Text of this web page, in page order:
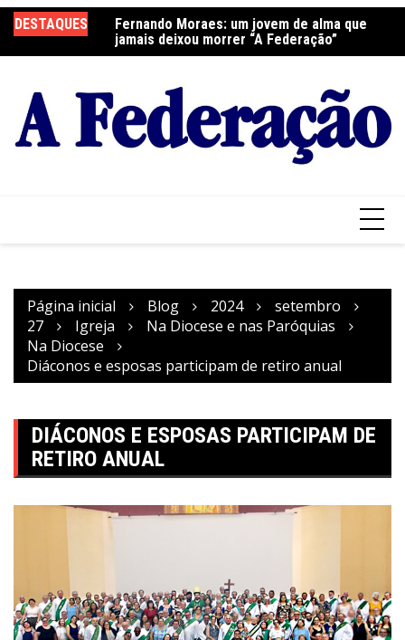
para
o
DESTAQUES
Fernando Moraes: um jovem de alma que
jamais deixou morrer “A Federação”
Curso Oração e Vida na Paróquia São José
Página inicial Blog 2024
setembro
27
Igreja
Na Diocese e nas Paróquias
Na Diocese
Diáconos e esposas participam de retiro anual
DIÁCONOS E ESPOSAS PARTICIPAM DE
RETIRO ANUAL